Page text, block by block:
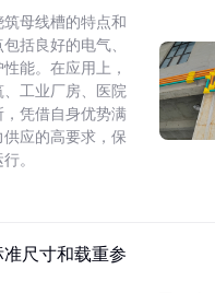
母线槽的特点和
括良好的电气、
能。在应用上，
工业厂房、医院
凭借自身优势满
应的高要求，保
。
尺寸和载重参